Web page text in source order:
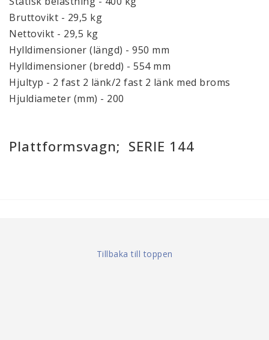
Bruttovikt - 29,5 kg
Nettovikt - 29,5 kg
Hylldimensioner (längd) - 950 mm
Hylldimensioner (bredd) - 554 mm
Hjultyp - 2 fast 2 länk/2 fast 2 länk med broms
Hjuldiameter (mm) - 200
Plattformsvagn; SERIE 144
Tillbaka till toppen